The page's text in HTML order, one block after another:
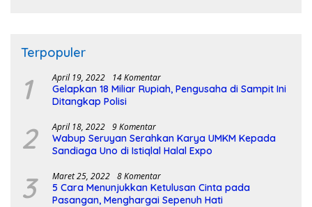
Terpopuler
1 April 19, 2022 14 Komentar
Gelapkan 18 Miliar Rupiah, Pengusaha di Sampit Ini
Ditangkap Polisi
2 April 18, 2022 9 Komentar
Wabup Seruyan Serahkan Karya UMKM Kepada
Sandiaga Uno di Istiqlal Halal Expo
3 Maret 25, 2022 8 Komentar
5 Cara Menunjukkan Ketulusan Cinta pada
Pasangan, Menghargai Sepenuh Hati